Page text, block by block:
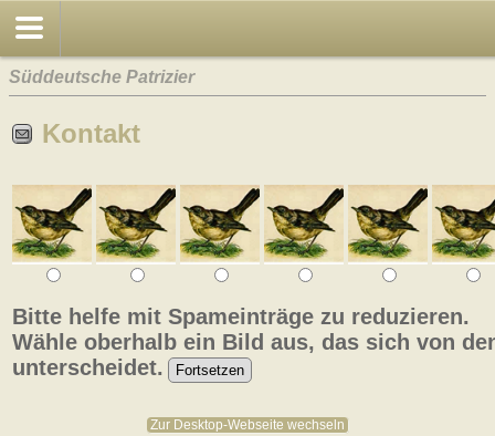
Süddeutsche Patrizier
Kontakt
Bitte helfe mit Spameinträge zu reduzieren.
Wähle oberhalb ein Bild aus, das sich von
unterscheidet.
Zur Desktop-Webseite wechseln